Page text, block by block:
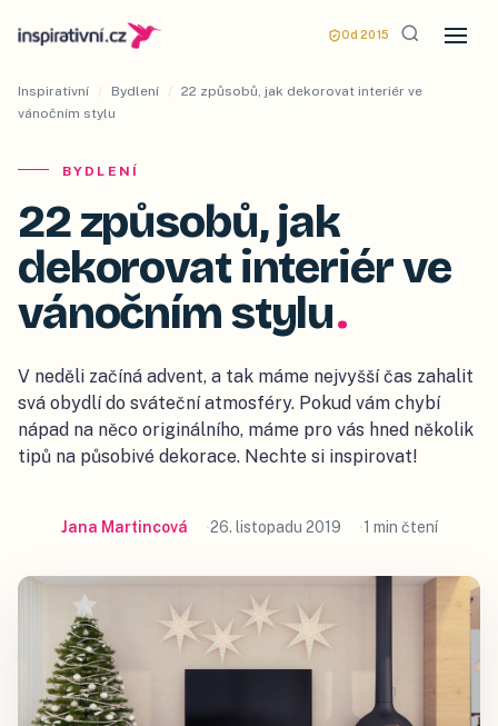
Od 2015
Inspirativní / Bydlení / 22 způsobů, jak dekorovat interiér ve
vánočním stylu
BYDLENÍ
22 způsobů, jak
dekorovat interiér ve
vánočním stylu.
V neděli začíná advent, a tak máme nejvyšší čas zahalit
svá obydlí do sváteční atmosféry. Pokud vám chybí
nápad na něco originálního, máme pro vás hned několik
tipů na působivé dekorace. Nechte si inspirovat!
Jana Martincová 26. listopadu 2019 1 min čtení